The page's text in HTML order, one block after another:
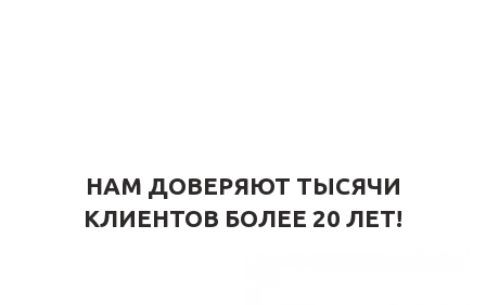
НАМ ДОВЕРЯЮТ ТЫСЯЧИ
КЛИЕНТОВ БОЛЕЕ 20 ЛЕТ!